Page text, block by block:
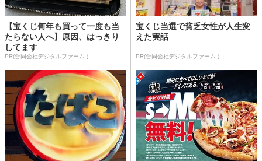
【宝くじ何年も買って一度も当
たらない人へ】原因、はっきり
してます
PR(合同会社デジタルファーム )
宝くじ当選で貧乏女性が人生変
えた実話
PR(合同会社デジタルファーム )